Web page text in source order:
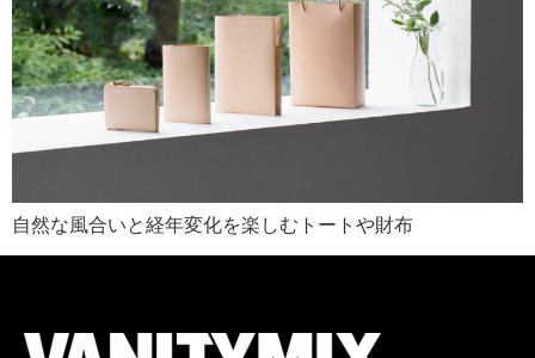
自然な風合いと経年変化を楽しむトートや財布